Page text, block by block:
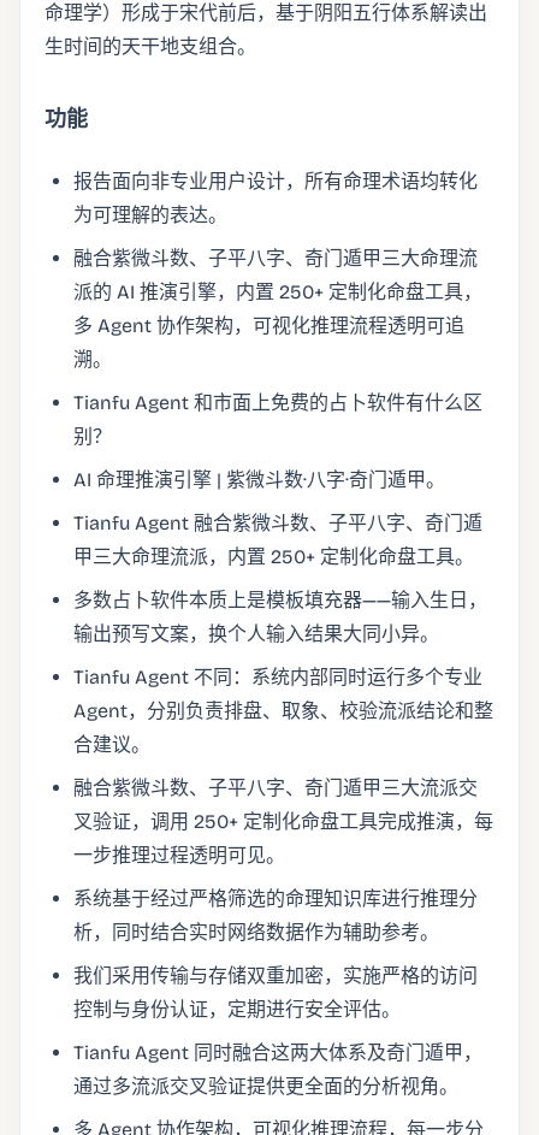
命理学）形成于宋代前后，基于阴阳五行体系解读出
生时间的天干地支组合。
功能
报告面向非专业用户设计，所有命理术语均转化
为可理解的表达。
融合紫微斗数、子平八字、奇门遁甲三大命理流
派的 AI 推演引擎，内置 250+ 定制化命盘工具，
多 Agent 协作架构，可视化推理流程透明可追
溯。
Tianfu Agent 和市面上免费的占卜软件有什么区
别？
AI 命理推演引擎 | 紫微斗数·八字·奇门遁甲。
Tianfu Agent 融合紫微斗数、子平八字、奇门遁
甲三大命理流派，内置 250+ 定制化命盘工具。
多数占卜软件本质上是模板填充器——输入生日，
输出预写文案，换个人输入结果大同小异。
Tianfu Agent 不同：系统内部同时运行多个专业
Agent，分别负责排盘、取象、校验流派结论和整
合建议。
融合紫微斗数、子平八字、奇门遁甲三大流派交
叉验证，调用 250+ 定制化命盘工具完成推演，每
一步推理过程透明可见。
系统基于经过严格筛选的命理知识库进行推理分
析，同时结合实时网络数据作为辅助参考。
我们采用传输与存储双重加密，实施严格的访问
控制与身份认证，定期进行安全评估。
Tianfu Agent 同时融合这两大体系及奇门遁甲，
通过多流派交叉验证提供更全面的分析视角。
多 Agent 协作架构，可视化推理流程，每一步分